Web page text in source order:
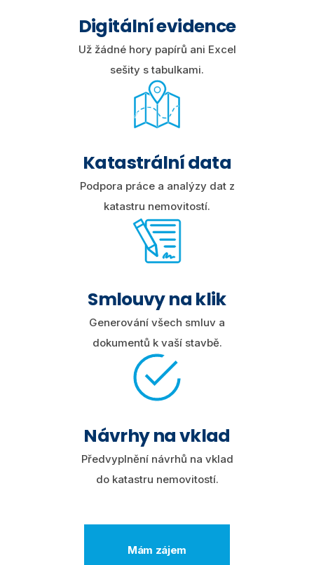
Digitální evidence
Už žádné hory papírů ani Excel
sešity s tabulkami.
Katastrální data
Podpora práce a analýzy dat z
katastru nemovitostí.
Smlouvy na klik
Generování všech smluv a
dokumentů k vaší stavbě.
Návrhy na vklad
Předvyplnění návrhů na vklad
do katastru nemovitostí.
Mám zájem